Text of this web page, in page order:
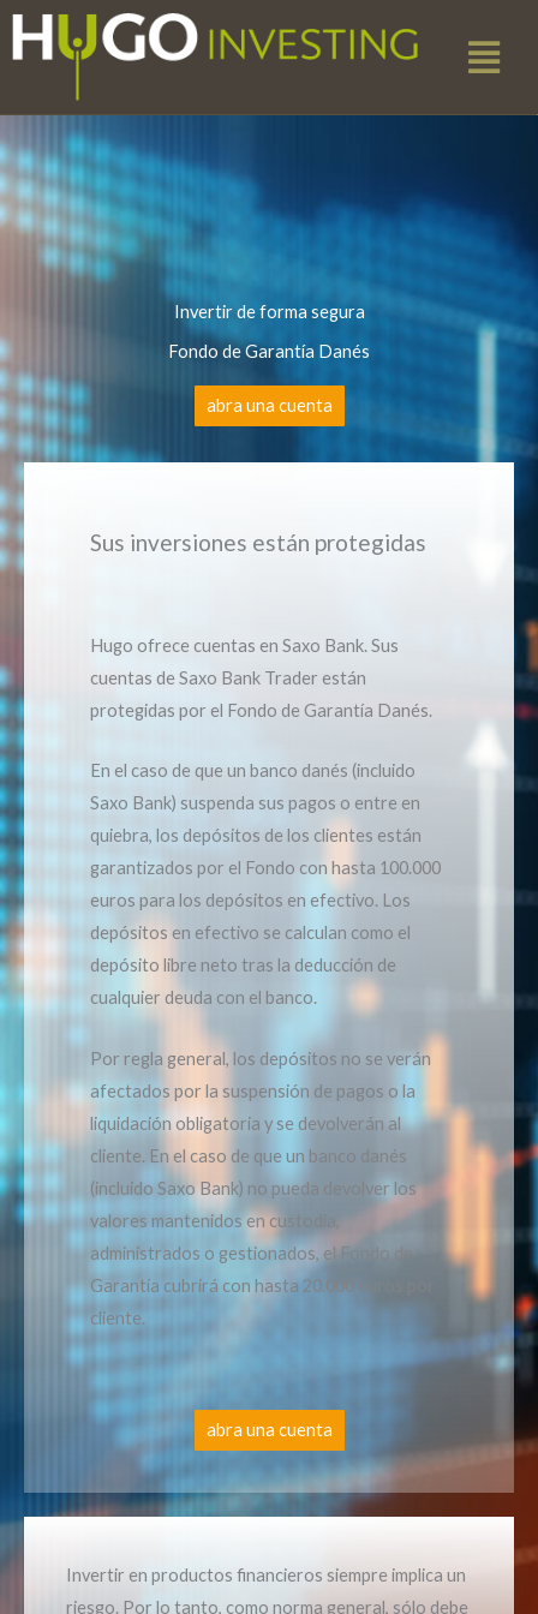
Menú
Invertir de forma segura
Fondo de Garantía Danés
abra una cuenta
Sus inversiones están protegidas
Hugo ofrece cuentas en Saxo Bank. Sus
cuentas de Saxo Bank Trader están
protegidas por el Fondo de Garantía Danés.
En el caso de que un banco danés (incluido
Saxo Bank) suspenda sus pagos o entre en
quiebra, los depósitos de los clientes están
garantizados por el Fondo con hasta 100.000
euros para los depósitos en efectivo. Los
depósitos en efectivo se calculan como el
depósito libre neto tras la deducción de
cualquier deuda con el banco.
Por regla general, los depósitos no se verán
afectados por la suspensión de pagos o la
liquidación obligatoria y se devolverán al
cliente. En el caso de que un banco danés
(incluido Saxo Bank) no pueda devolver los
valores mantenidos en custodia,
administrados o gestionados, el Fondo de
Garantía cubrirá con hasta 20.000 euros por
cliente.
abra una cuenta
Invertir en productos financieros siempre implica un
riesgo. Por lo tanto, como norma general, sólo debe